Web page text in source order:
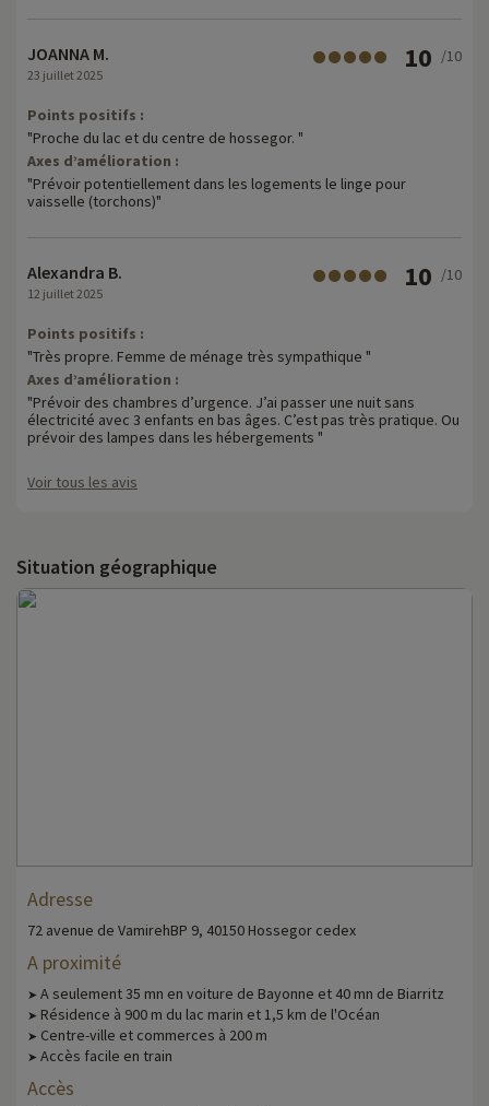
JOANNA M.
23 juillet 2025
10 /10
Points positifs :
"Proche du lac et du centre de hossegor. "
Axes d’amélioration :
"Prévoir potentiellement dans les logements le linge pour
vaisselle (torchons)"
Alexandra B.
12 juillet 2025
10 /10
Points positifs :
"Très propre. Femme de ménage très sympathique "
Axes d’amélioration :
"Prévoir des chambres d’urgence. J’ai passer une nuit sans
électricité avec 3 enfants en bas âges. C’est pas très pratique. Ou
prévoir des lampes dans les hébergements "
Voir tous les avis
Situation géographique
Adresse
72 avenue de VamirehBP 9, 40150 Hossegor cedex
A proximité
➤ A seulement 35 mn en voiture de Bayonne et 40 mn de Biarritz
➤ Résidence à 900 m du lac marin et 1,5 km de l'Océan
➤ Centre-ville et commerces à 200 m
➤ Accès facile en train
Accès